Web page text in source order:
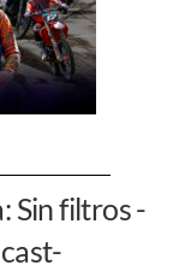
Sin filtros -